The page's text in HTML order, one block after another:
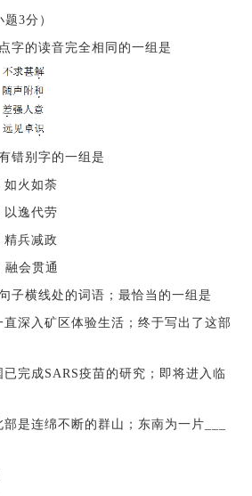
3分）
的读音完全相同的一组是
别字的一组是
火如荼
逸代劳
兵减政
会贯通
横线处的词语；最恰当的一组是
入矿区体验生活；终于写出了这部
成SARS疫苗的研究；即将进入临
连绵不断的群山；东南为一片___